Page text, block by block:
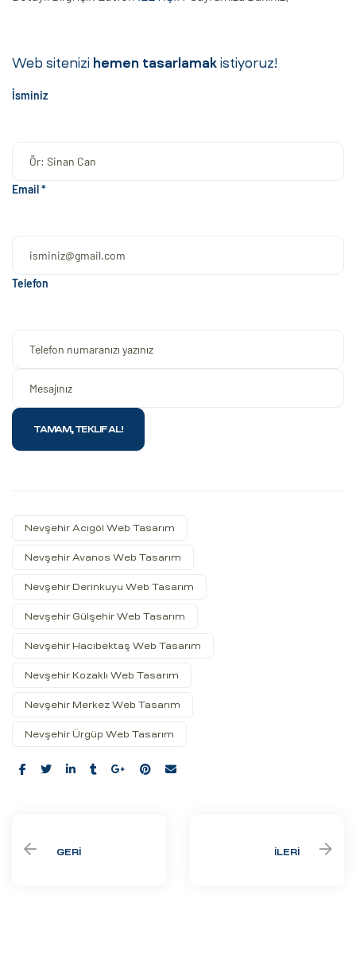
Web sitenizi hemen tasarlamak istiyoruz!
İsminiz
Email *
Telefon
Nevşehir Acıgöl Web Tasarım
Nevşehir Avanos Web Tasarım
Nevşehir Derinkuyu Web Tasarım
Nevşehir Gülşehir Web Tasarım
Nevşehir Hacıbektaş Web Tasarım
Nevşehir Kozaklı Web Tasarım
Nevşehir Merkez Web Tasarım
Nevşehir Ürgüp Web Tasarım
Share:
GERI İLERI